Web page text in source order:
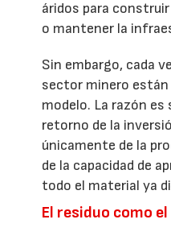
áridos para
o mantener la
Sin embargo, cada
sector minero
modelo. La razón es
retorno de la
únicamente de la
de la capacidad de
todo el material ya
El residuo como